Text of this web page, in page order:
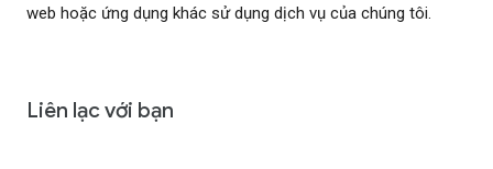
web hoặc ứng dụng khác sử dụng dịch vụ của chúng tôi.
Liên lạc với bạn